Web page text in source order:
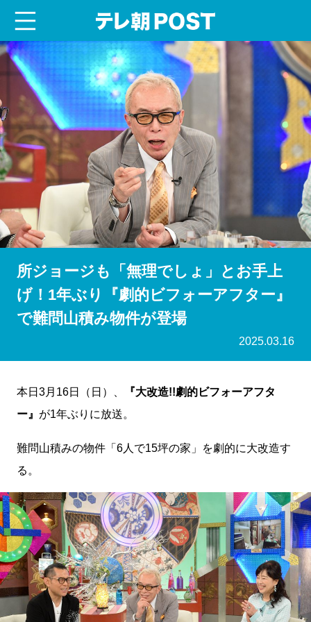
所ジョージも「無理でしょ」とお手上
げ！1年ぶり『劇的ビフォーアフター』
で難問山積み物件が登場
2025.03.16
本日3月16日（日）、
『大改造!!劇的ビフォーアフタ
ー』 が1年ぶりに放送。
難問山積みの物件「6人で15坪の家」を劇的に大改造す
る。